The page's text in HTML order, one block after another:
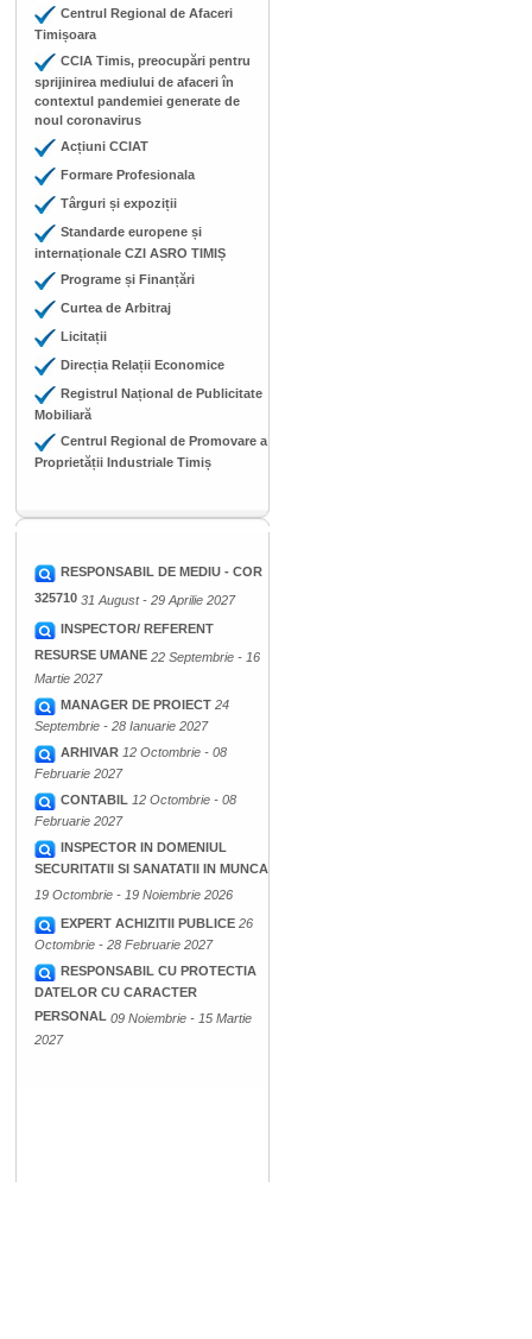
Centrul Regional de Afaceri
Timișoara
CCIA Timis, preocupări pentru
sprijinirea mediului de afaceri în
contextul pandemiei generate de
noul coronavirus
Acțiuni CCIAT
Formare Profesionala
Târguri și expoziții
Standarde europene și
internaționale CZI ASRO TIMIȘ
Programe și Finanțări
Curtea de Arbitraj
Licitații
Direcția Relații Economice
Registrul Național de Publicitate
Mobiliară
Centrul Regional de Promovare a
Proprietății Industriale Timiș
RESPONSABIL DE MEDIU - COR
325710 31 August - 29 Aprilie 2027
INSPECTOR/ REFERENT
RESURSE UMANE 22 Septembrie - 16
Martie 2027
MANAGER DE PROIECT 24
Septembrie - 28 Ianuarie 2027
ARHIVAR 12 Octombrie - 08
Februarie 2027
CONTABIL 12 Octombrie - 08
Februarie 2027
INSPECTOR IN DOMENIUL
SECURITATII SI SANATATII IN MUNCA
19 Octombrie - 19 Noiembrie 2026
EXPERT ACHIZITII PUBLICE 26
Octombrie - 28 Februarie 2027
RESPONSABIL CU PROTECTIA
DATELOR CU CARACTER
PERSONAL 09 Noiembrie - 15 Martie
2027